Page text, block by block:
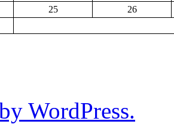
25
26
WordPress.